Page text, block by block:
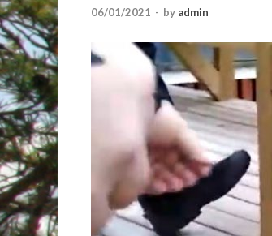
06/01/2021 - by admin